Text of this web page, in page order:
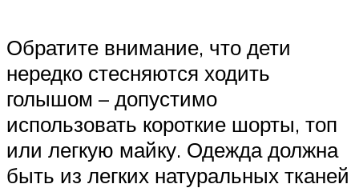
Обратите внимание, что дети
нередко стесняются ходить
голышом – допустимо
использовать короткие шорты, топ
или легкую майку. Одежда должна
быть из легких натуральных тканей